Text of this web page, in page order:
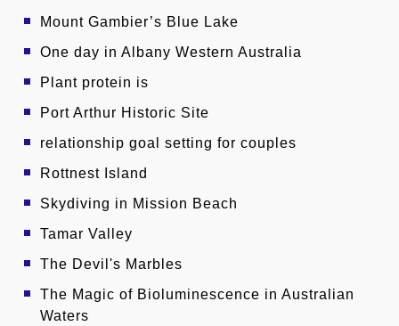
Mount Gambier’s Blue Lake
One day in Albany Western Australia
Plant protein is
Port Arthur Historic Site
relationship goal setting for couples
Rottnest Island
Skydiving in Mission Beach
Tamar Valley
The Devil's Marbles
The Magic of Bioluminescence in Australian
Waters